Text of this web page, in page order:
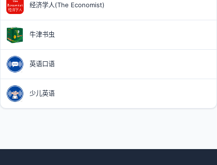
经济学人(The Economist)
牛津书虫
英语口语
少儿英语